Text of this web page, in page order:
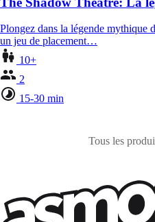
Plongez dans la légende mythique
un jeu de placement…
10+
2
15-30 min
Tous les